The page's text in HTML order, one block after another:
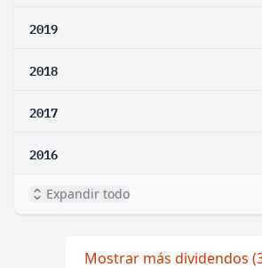
2019
2018
2017
2016
Expandir todo
Mostrar más dividendos